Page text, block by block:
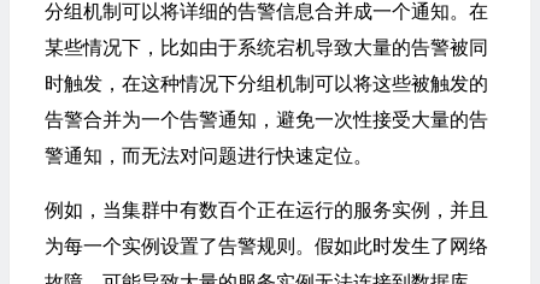
分组机制可以将详细的告警信息合并成一个通知。在
某些情况下，比如由于系统宕机导致大量的告警被同
时触发，在这种情况下分组机制可以将这些被触发的
告警合并为一个告警通知，避免一次性接受大量的告
警通知，而无法对问题进行快速定位。
例如，当集群中有数百个正在运行的服务实例，并且
为每一个实例设置了告警规则。假如此时发生了网络